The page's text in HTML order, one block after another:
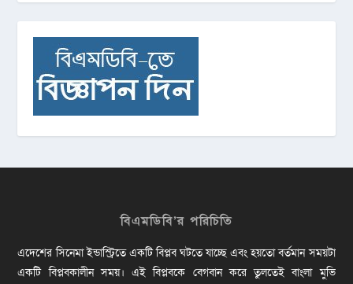
বিএমডিবি’র পরিচিতি
এদেশের সিনেমা ইন্ডাস্ট্রিতে একটি বিপ্লব ঘটতে যাচ্ছে এবং হয়তো বর্তমান সময়টা
একটি বিপ্লবকালীন সময়। এই বিপ্লবকে বেগবান করে তুলতেই বাংলা মুভি